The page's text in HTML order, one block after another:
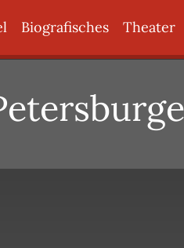
Biografisches Theater